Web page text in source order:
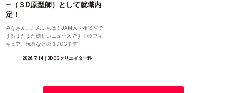
―（３D原型師）として就職内
定！
みなさん、こんにちは！JAM入学相談室で
す🙋またまた嬉しいニュースです！😊 フィ
ギュア、玩具などの３DCGモデ ･･･
2026.7.14│3DCGクリエイター科